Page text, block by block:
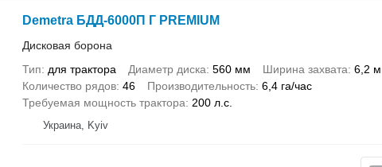
Demetra БДД-6000П Г PREMIUM
Дисковая борона
Тип
для трактора Диаметр диска 560 мм Ширина захвата 6,2 м
Количество рядов 46 Производительность 6,4 га/час
Требуемая мощность трактора
200 л.с.
Украина, Kyiv